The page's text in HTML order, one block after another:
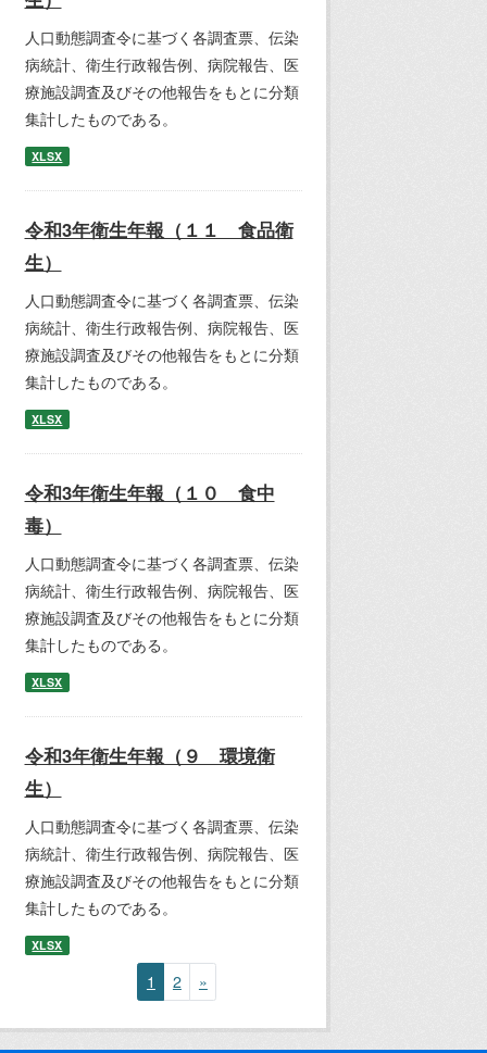
人口動態調査令に基づく各調査票、伝染
病統計、衛生行政報告例、病院報告、医
療施設調査及びその他報告をもとに分類
集計したものである。
XLSX
令和3年衛生年報（１１ 食品衛
生）
人口動態調査令に基づく各調査票、伝染
病統計、衛生行政報告例、病院報告、医
療施設調査及びその他報告をもとに分類
集計したものである。
XLSX
令和3年衛生年報（１０ 食中
毒）
人口動態調査令に基づく各調査票、伝染
病統計、衛生行政報告例、病院報告、医
療施設調査及びその他報告をもとに分類
集計したものである。
XLSX
令和3年衛生年報（９ 環境衛
生）
人口動態調査令に基づく各調査票、伝染
病統計、衛生行政報告例、病院報告、医
療施設調査及びその他報告をもとに分類
集計したものである。
XLSX
1 2 »